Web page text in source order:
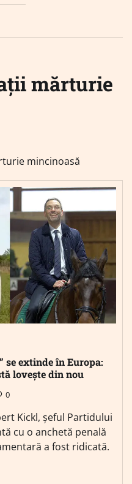
mărturie
mincinoasă
se extinde în Europa:
lovește din nou
0
Kickl, șeful Partidului
cu o anchetă penală
a fost ridicată.